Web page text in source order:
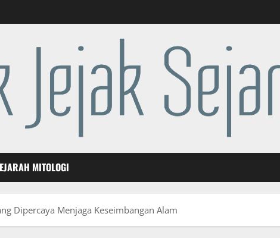
MITOLOGI
Dipercaya Menjaga Keseimbangan Alam